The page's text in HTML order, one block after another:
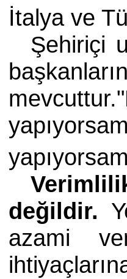
İtalya ve
Şehiriçi
değildir.
azami